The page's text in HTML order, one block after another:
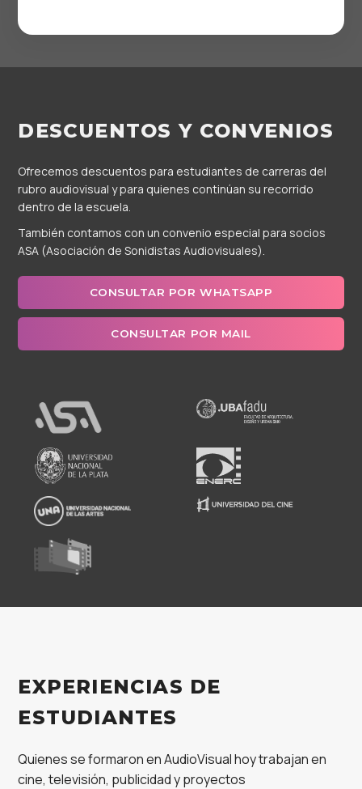
DESCUENTOS Y CONVENIOS
Ofrecemos descuentos para estudiantes de carreras del
rubro audiovisual y para quienes continúan su recorrido
dentro de la escuela.
También contamos con un convenio especial para socios
ASA (Asociación de Sonidistas Audiovisuales).
CONSULTAR POR WHATSAPP
CONSULTAR POR MAIL
EXPERIENCIAS DE
ESTUDIANTES
Quienes se formaron en AudioVisual hoy trabajan en
cine, televisión, publicidad y proyectos